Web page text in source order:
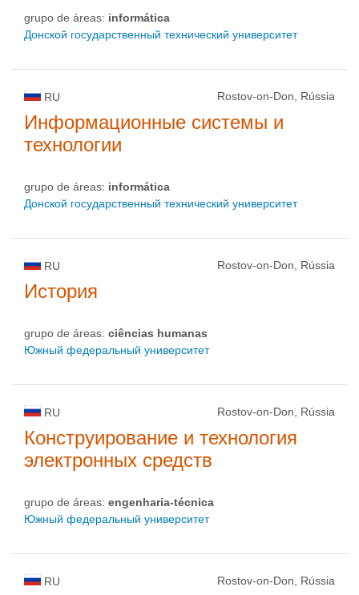
grupo de áreas: informática
Донской государственный технический университет
RU Rostov-on-Don, Rússia
Информационные системы и
технологии
grupo de áreas: informática
Донской государственный технический университет
RU Rostov-on-Don, Rússia
История
grupo de áreas: ciências humanas
Южный федеральный университет
RU Rostov-on-Don, Rússia
Конструирование и технология
электронных средств
grupo de áreas: engenharia-técnica
Южный федеральный университет
RU Rostov-on-Don, Rússia